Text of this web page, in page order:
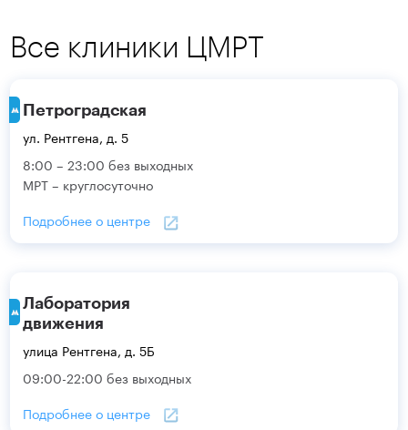
Все клиники ЦМРТ
Петроградская
ул. Рентгена, д. 5
8:00 – 23:00 без выходных
МРТ – круглосуточно
Подробнее о центре
Лаборатория
движения
улица Рентгена, д. 5Б
09:00-22:00 без выходных
Подробнее о центре